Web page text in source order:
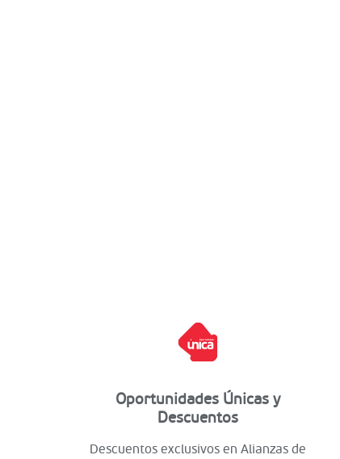
Oportunidades Únicas y
Descuentos
Descuentos exclusivos en Alianzas de